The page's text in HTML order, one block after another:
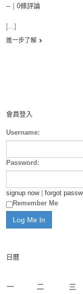
--
0條評論
[...]
進一步了解
會員登入
Username:
Password:
signup now| forgot
Remember Me
日曆
一
二 三